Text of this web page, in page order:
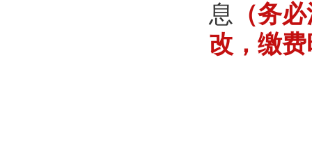
息 （务
改，缴费